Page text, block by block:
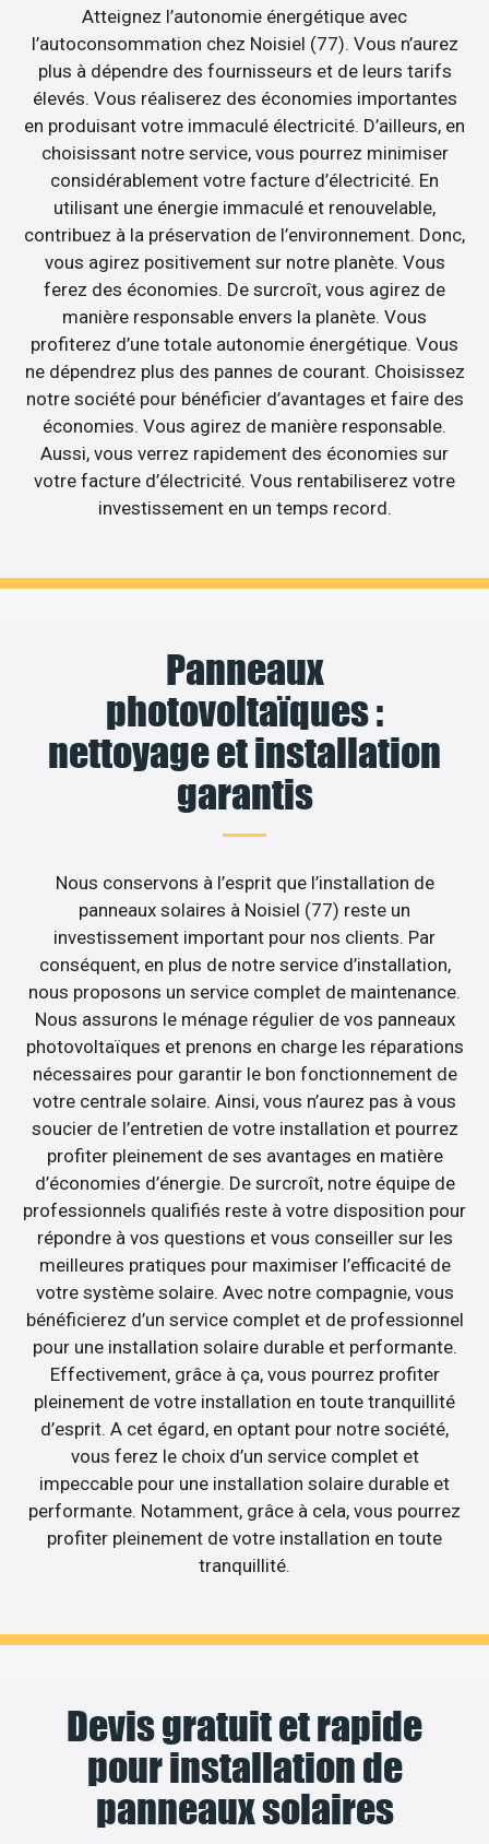
Atteignez l’autonomie énergétique avec
l’autoconsommation chez Noisiel (77). Vous n’aurez
plus à dépendre des fournisseurs et de leurs tarifs
élevés. Vous réaliserez des économies importantes
en produisant votre immaculé électricité. D’ailleurs, en
choisissant notre service, vous pourrez minimiser
considérablement votre facture d’électricité. En
utilisant une énergie immaculé et renouvelable,
contribuez à la préservation de l’environnement. Donc,
vous agirez positivement sur notre planète. Vous
ferez des économies. De surcroît, vous agirez de
manière responsable envers la planète. Vous
profiterez d’une totale autonomie énergétique. Vous
ne dépendrez plus des pannes de courant. Choisissez
notre société pour bénéficier d’avantages et faire des
économies. Vous agirez de manière responsable.
Aussi, vous verrez rapidement des économies sur
votre facture d’électricité. Vous rentabiliserez votre
investissement en un temps record.
Panneaux
photovoltaïques :
nettoyage et installation
garantis
Nous conservons à l’esprit que l’installation de
panneaux solaires à Noisiel (77) reste un
investissement important pour nos clients. Par
conséquent, en plus de notre service d’installation,
nous proposons un service complet de maintenance.
Nous assurons le ménage régulier de vos panneaux
photovoltaïques et prenons en charge les réparations
nécessaires pour garantir le bon fonctionnement de
votre centrale solaire. Ainsi, vous n’aurez pas à vous
soucier de l’entretien de votre installation et pourrez
profiter pleinement de ses avantages en matière
d’économies d’énergie. De surcroît, notre équipe de
professionnels qualifiés reste à votre disposition pour
répondre à vos questions et vous conseiller sur les
meilleures pratiques pour maximiser l’efficacité de
votre système solaire. Avec notre compagnie, vous
bénéficierez d’un service complet et de professionnel
pour une installation solaire durable et performante.
Effectivement, grâce à ça, vous pourrez profiter
pleinement de votre installation en toute tranquillité
d’esprit. A cet égard, en optant pour notre société,
vous ferez le choix d’un service complet et
impeccable pour une installation solaire durable et
performante. Notamment, grâce à cela, vous pourrez
profiter pleinement de votre installation en toute
tranquillité.
Devis gratuit et rapide
pour installation de
panneaux solaires